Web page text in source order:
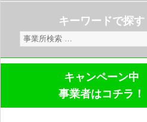
キーワードで探す
検
索:
キャンペーン中
事業者はコチラ！